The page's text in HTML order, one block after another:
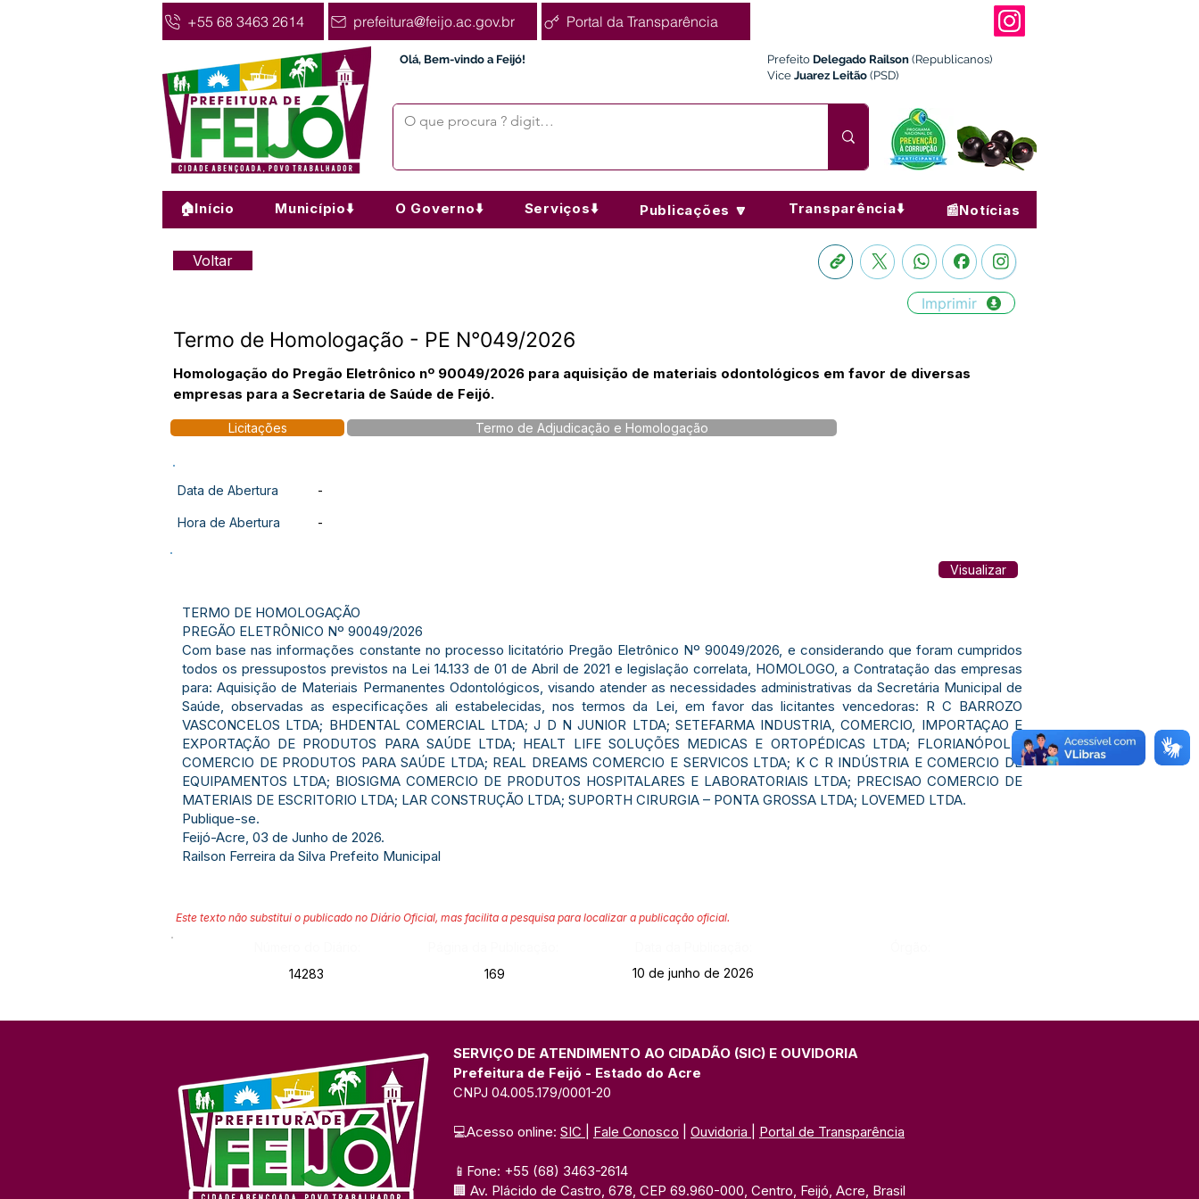
+55 68 3463 2614 prefeitura@feijo.ac.gov.br Portal da Transparência
Olá, Bem-vindo a Feijó! Prefeito Delegado Railson (Republicanos)
Vice Juarez Leitão (PSD)
🏠Início Município⬇️ O Governo⬇️ Serviços⬇️ Publicações 🔽 Transparência⬇️ 📰Notícias
Voltar
Imprimir
Termo de Homologação - PE N°049/2026
Homologação do Pregão Eletrônico nº 90049/2026 para aquisição de materiais odontológicos em favor de diversas
empresas para a Secretaria de Saúde de Feijó.
Licitações Termo de Adjudicação e Homologação
Data de Abertura -
Hora de Abertura -
Visualizar
TERMO DE HOMOLOGAÇÃO
PREGÃO ELETRÔNICO Nº 90049/2026
Com base nas informações constante no processo licitatório Pregão Eletrônico Nº 90049/2026, e considerando que foram cumpridos
todos os pressupostos previstos na Lei 14.133 de 01 de Abril de 2021 e legislação correlata, HOMOLOGO, a Contratação das empresas
para: Aquisição de Materiais Permanentes Odontológicos, visando atender as necessidades administrativas da Secretária Municipal de
Saúde, observadas as especificações ali estabelecidas, nos termos da Lei, em favor das licitantes vencedoras: R C BARROZO
VASCONCELOS LTDA; BHDENTAL COMERCIAL LTDA; J D N JUNIOR LTDA; SETEFARMA INDUSTRIA, COMERCIO, IMPORTAÇAO E
EXPORTAÇÃO DE PRODUTOS PARA SAÚDE LTDA; HEALT LIFE SOLUÇÕES MEDICAS E ORTOPÉDICAS LTDA; FLORIANÓPOLIS
COMERCIO DE PRODUTOS PARA SAÚDE LTDA; REAL DREAMS COMERCIO E SERVICOS LTDA; K C R INDÚSTRIA E COMERCIO DE
EQUIPAMENTOS LTDA; BIOSIGMA COMERCIO DE PRODUTOS HOSPITALARES E LABORATORIAIS LTDA; PRECISAO COMERCIO DE
MATERIAIS DE ESCRITORIO LTDA; LAR CONSTRUÇÃO LTDA; SUPORTH CIRURGIA – PONTA GROSSA LTDA; LOVEMED LTDA.
Publique-se.
Feijó-Acre, 03 de Junho de 2026.
Railson Ferreira da Silva Prefeito Municipal
Este texto não substitui o publicado no Diário Oficial, mas facilita a pesquisa para localizar a publicação oficial.
14283
169 10 de junho de 2026
SERVIÇO DE ATENDIMENTO AO CIDADÃO (SIC) E OUVIDORIA
Prefeitura de Feijó - Estado do Acre
CNPJ 04.005.179/0001-20
💻Acesso online: SIC Fale Conosco Ouvidoria Portal de Transparência
📱Fone: +55 (68) 3463-2614
🏢 Av. Plácido de Castro, 678, CEP 69.960-000, Centro, Feijó, Acre, Brasil